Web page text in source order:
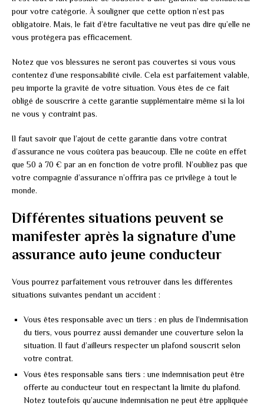
pour votre catégorie. À souligner que cette option n’est pas
obligatoire. Mais, le fait d’être facultative ne veut pas dire qu’elle ne
vous protégera pas efficacement.
Notez que vos blessures ne seront pas couvertes si vous vous
contentez d’une responsabilité civile. Cela est parfaitement valable,
peu importe la gravité de votre situation. Vous êtes de ce fait
obligé de souscrire à cette garantie supplémentaire même si la loi
ne vous y contraint pas.
Il faut savoir que l’ajout de cette garantie dans votre contrat
d’assurance ne vous coûtera pas beaucoup. Elle ne coûte en effet
que 50 à 70 € par an en fonction de votre profil. N’oubliez pas que
votre compagnie d’assurance n’offrira pas ce privilège à tout le
monde.
Différentes situations peuvent se
manifester après la signature d’une
assurance auto jeune conducteur
Vous pourrez parfaitement vous retrouver dans les différentes
situations suivantes pendant un accident :
Vous êtes responsable avec un tiers : en plus de l’indemnisation
du tiers, vous pourrez aussi demander une couverture selon la
situation. Il faut d’ailleurs respecter un plafond souscrit selon
votre contrat.
Vous êtes responsable sans tiers : une indemnisation peut être
offerte au conducteur tout en respectant la limite du plafond.
Notez toutefois qu’aucune indemnisation ne peut être appliquée